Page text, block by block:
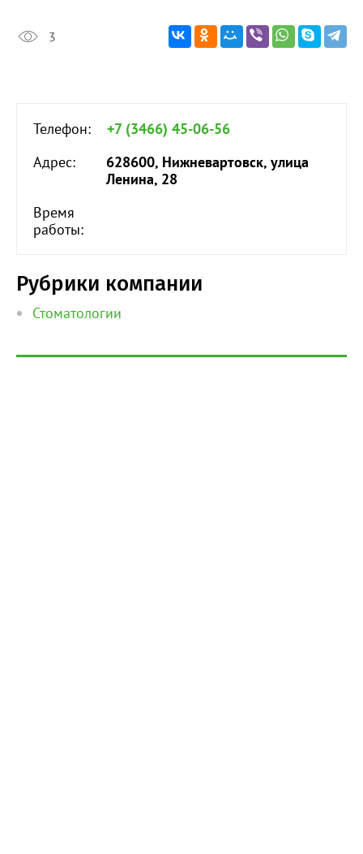
3
Телефон:
+7 (3466) 45-06-56
Адрес:
628600, Нижневартовск, улица
Ленина, 28
Время
работы:
Рубрики компании
Стоматологии